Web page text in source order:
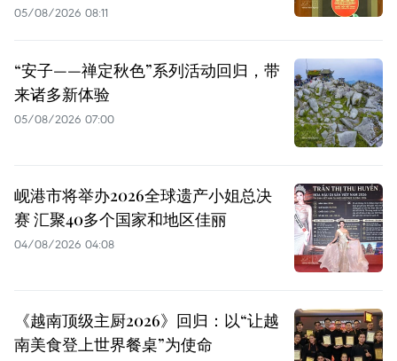
05/08/2026 08:11
“安子——禅定秋色”系列活动回归，带
来诸多新体验
05/08/2026 07:00
岘港市将举办2026全球遗产小姐总决
赛 汇聚40多个国家和地区佳丽
04/08/2026 04:08
《越南顶级主厨2026》回归：以“让越
南美食登上世界餐桌”为使命